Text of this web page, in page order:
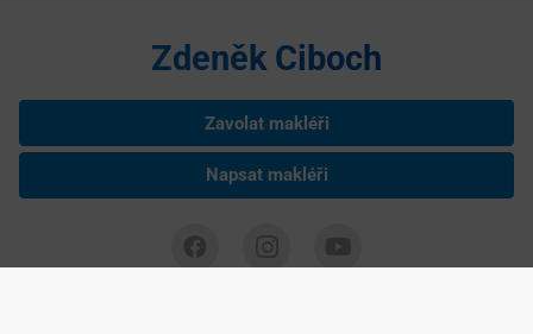
Zdeněk Ciboch
Zavolat makléři
Napsat makléři